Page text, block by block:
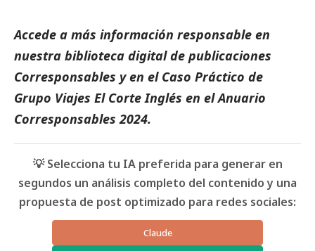
Accede a más información responsable en
nuestra biblioteca digital de publicaciones
Corresponsables y en el Caso Práctico de
Grupo Viajes El Corte Inglés en elAnuario
Corresponsables 2024.
💡 Selecciona tu IA preferida para generar en
segundos un análisis completo del contenido y una
propuesta de post optimizado para redes sociales:
Claude